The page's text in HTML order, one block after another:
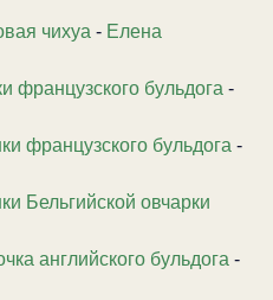
чихуа - Елена
французского бульдога -
французского бульдога -
Бельгийской овчарки
английского бульдога -